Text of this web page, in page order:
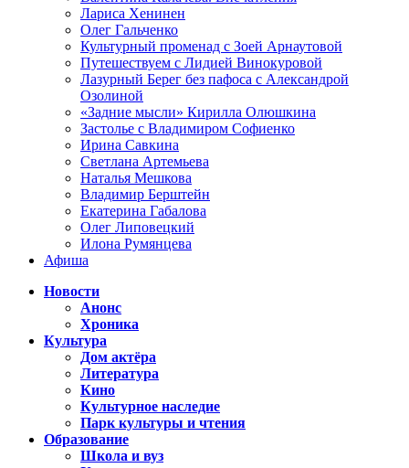
Лариса Хенинен
Олег Гальченко
Культурный променад с Зоей Арнаутовой
Путешествуем с Лидией Винокуровой
Лазурный Берег без пафоса с Александрой
Озолиной
«Задние мысли» Кирилла Олюшкина
Застолье с Владимиром Софиенко
Ирина Савкина
Светлана Артемьева
Наталья Мешкова
Владимир Берштейн
Екатерина Габалова
Олег Липовецкий
Илона Румянцева
Афиша
Новости
Анонс
Хроника
Культура
Дом актёра
Литература
Кино
Культурное наследие
Парк культуры и чтения
Образование
Школа и вуз